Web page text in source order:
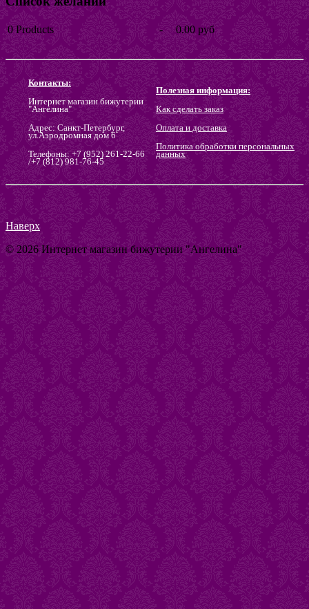
0 Products -
0.00 руб
Контакты:
Интернет магазин бижутерии
"Ангелина"
Адрес: Санкт-Петербург,
ул.Аэродромная дом 6
Телефоны: +7 (952) 261-22-66
/+7 (812) 981-76-45
Полезная информация:
Как сделать заказ
Оплата и доставка
Политика обработки персональных
данных
Наверх
© 2026 Интернет магазин бижутерии "Ангелина"